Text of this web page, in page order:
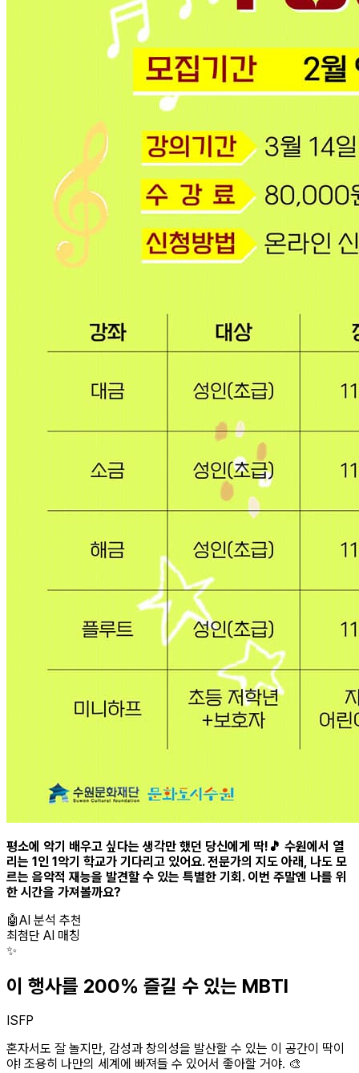
평소에 악기 배우고 싶다는 생각만 했던 당신에게 딱!🎵 수원에서 열
리는 1인 1악기 학교가 기다리고 있어요. 전문가의 지도 아래, 나도 모
르는 음악적 재능을 발견할 수 있는 특별한 기회. 이번 주말엔 나를 위
한 시간을 가져볼까요?
🤖AI 분석 추천
최첨단 AI 매칭
✨
이 행사를 200% 즐길 수 있는 MBTI
ISFP
혼자서도 잘 놀지만, 감성과 창의성을 발산할 수 있는 이 공간이 딱이
야! 조용히 나만의 세계에 빠져들 수 있어서 좋아할 거야. 🎨